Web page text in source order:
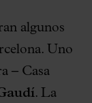
algunos
Uno
– Casa
. La